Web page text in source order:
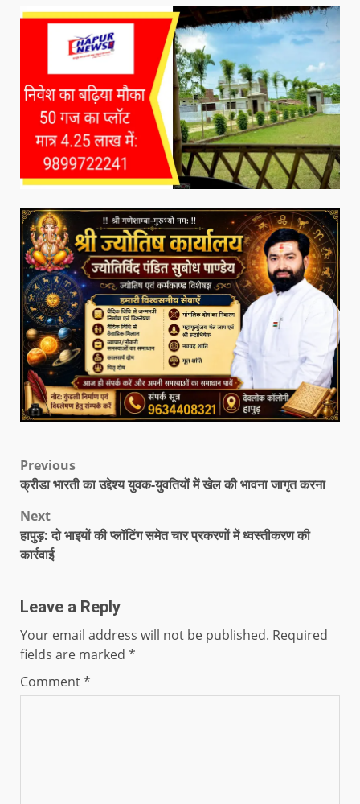
Previous
क्रीडा भारती का उद्देश्य युवक-युवतियों में खेल की भावना जागृत करना
Next
हापुड़: दो भाइयों की प्लॉटिंग समेत चार प्रकरणों में ध्वस्तीकरण की
कार्रवाई
Leave a Reply
Your email address will not be published. Required
fields are marked *
Comment*